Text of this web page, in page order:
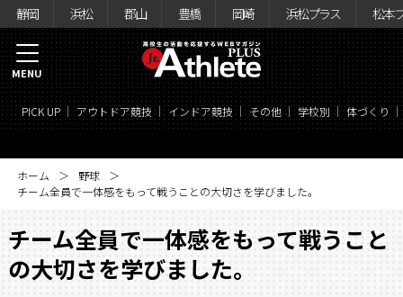
静岡 浜松 郡山 豊橋 岡崎 浜松プラス 松本
PICK UP アウトドア競技 インドア競技 その他 学校別 体づくり
MENU
ホーム
野球
チーム全員で一体感をもって戦うことの大切さを学びました。
チーム全員で一体感をもって戦うこと
の大切さを学びました。